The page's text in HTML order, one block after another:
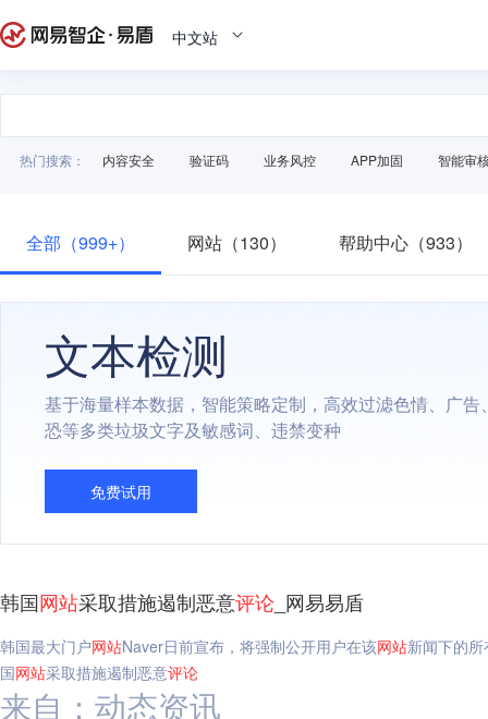
中文站
热门搜索： 内容安全 验证码 业务风控 APP加固 智能审
全部（999+） 网站（130） 帮助中心（933）
文本检测
基于海量样本数据，智能策略定制，高效过滤色情、广告
恐等多类垃圾文字及敏感词、违禁变种
免费试用
韩国网站采取措施遏制恶意评论 _网易易盾
韩国最大门户网站Naver日前宣布，将强制公开用户在该网站新闻下的所
国网站采取措施遏制恶意评论
来自：动态资讯